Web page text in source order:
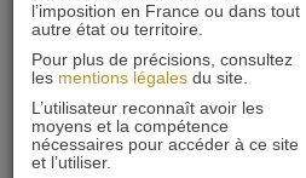
l’imposition en France ou dans tout
autre état ou territoire.
Pour plus de précisions, consultez
les mentions légales du site.
L’utilisateur reconnaît avoir les
moyens et la compétence
nécessaires pour accéder à ce site
et l’utiliser.